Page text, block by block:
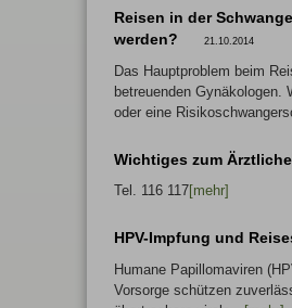
Reisen in der
werden?
21.10.2014
Das Hauptproblem beim
betreuenden Gynäkologen.
oder eine
Wichtiges zum
Tel. 116 117[mehr]
HPV-Impfung und
Humane Papillomaviren
Vorsorge schützen